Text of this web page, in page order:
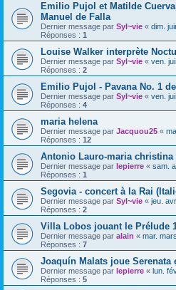
Emilio Pujol et Matilde
Manuel de Falla
Dernier message par Syl~vie « dim.
Réponses : 1
Louise Walker interprète
Dernier message par Syl~vie « ven.
Réponses : 2
Emilio Pujol - Pavana No. 1
Dernier message par Syl~vie « ven.
Réponses : 4
maria helena
Dernier message par Jacquou25 «
Réponses : 12
Antonio Lauro-maria christina
Dernier message par lepierre « sam.
Réponses : 1
Segovia - concert à la Rai
Dernier message par Syl~vie « jeu.
Réponses : 2
Villa Lobos jouant le Prélude
Dernier message par alain « mar.
Réponses : 7
Joaquín Malats joue Serenata
Dernier message par lepierre « lun.
Réponses : 5